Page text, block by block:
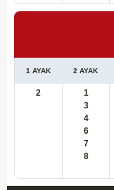
1 AYAK 2 AYAK
2
1
3
4
6
7
8